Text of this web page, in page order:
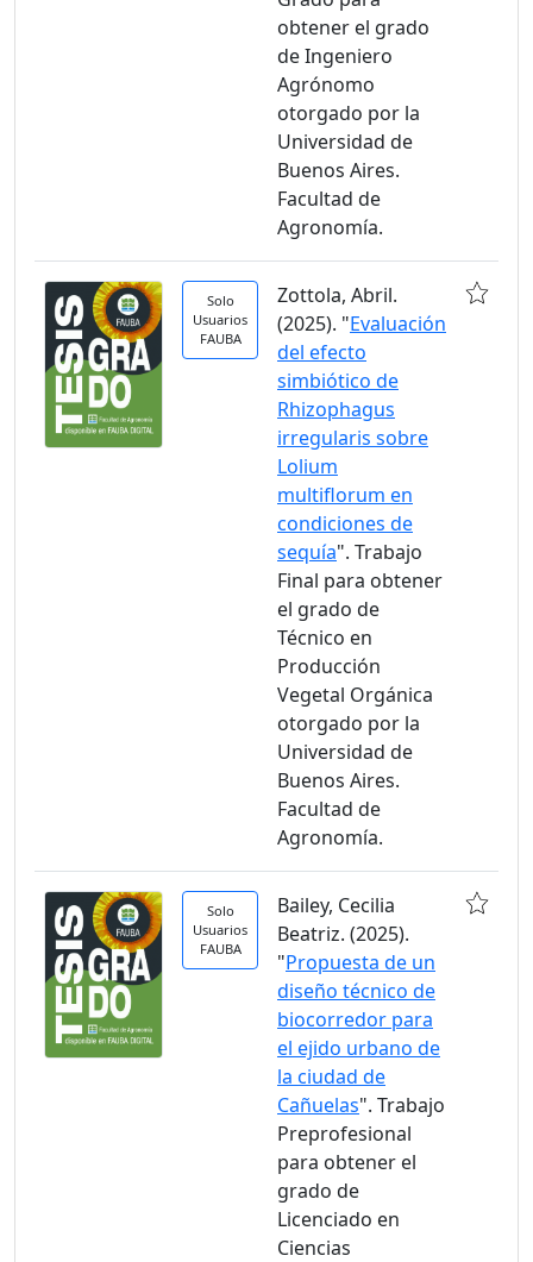
obtener el grado
de Ingeniero
Agrónomo
otorgado por la
Universidad de
Buenos Aires.
Facultad de
Agronomía.
Solo
Usuarios
FAUBA
Zottola, Abril.
(2025). "Evaluación
del efecto
simbiótico de
Rhizophagus
irregularis sobre
Lolium
multiflorum en
condiciones de
sequía". Trabajo
Final para obtener
el grado de
Técnico en
Producción
Vegetal Orgánica
otorgado por la
Universidad de
Buenos Aires.
Facultad de
Agronomía.
Solo
Usuarios
FAUBA
Bailey, Cecilia
Beatriz. (2025).
"Propuesta de un
diseño técnico de
biocorredor para
el ejido urbano de
la ciudad de
Cañuelas". Trabajo
Preprofesional
para obtener el
grado de
Licenciado en
Ciencias